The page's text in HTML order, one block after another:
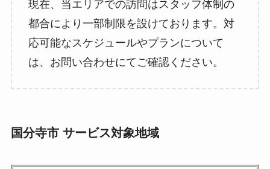
現在、当エリアでの訪問はスタッフ体制の
都合により一部制限を設けております。対
応可能なスケジュールやプランについて
は、お問い合わせにてご確認ください。
国分寺市 サービス対象地域